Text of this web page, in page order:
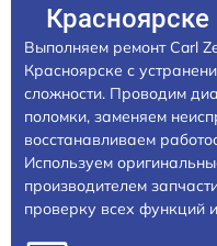
Красноярске
Выполняем ремонт Carl
Красноярске с
сложности. Проводим
поломки, заменяем
восстанавливаем
Используем
производителем
проверку всех функций